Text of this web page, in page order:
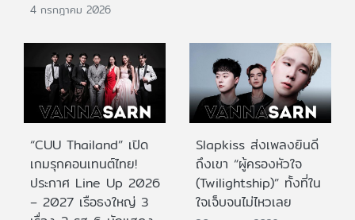
4 กรกฎาคม 2026
“CUU Thailand” เปิด
เกมรุกคอนเทนต์ไทย!
ประกาศ Line Up 2026
– 2027 เรือธงใหญ่ 3
Slapkiss ส่งเพลงยินดี
ถึงเขา “ผู้ครองหัวใจ
(Twilightship)” ทั้งที่ใน
ใจเจ็บจนไม่ไหวเลย